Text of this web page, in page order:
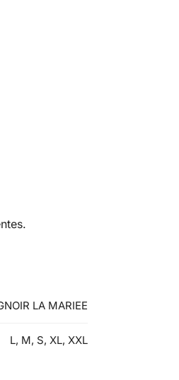
LA MARIEE
L, M, S, XL, XXL